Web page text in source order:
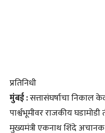
प्रतिनिधी
मुंबई :सत्तासंघर्षाचा निकाल
पार्श्वभूमीवर राजकीय
मुख्यमंत्री एकनाथ शिंदे